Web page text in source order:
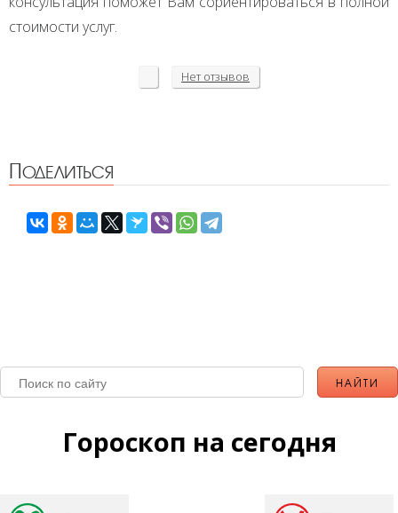
стоимости услуг.
Нет отзывов
Поделиться
Гороскоп на сегодня